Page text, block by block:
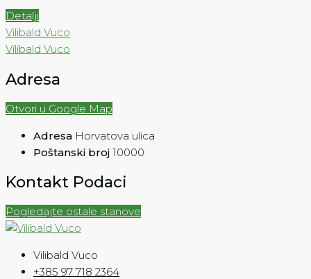
Detalji
Vilibald Vuco
Vilibald Vuco
Adresa
Otvori u Google Map
Adresa Horvatova ulica
Poštanski broj 10000
Kontakt Podaci
Pogledajte ostale stanove
Vilibald Vuco
+385 97 718 2364